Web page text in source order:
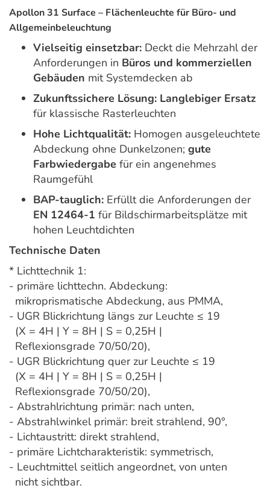
Apollon 31 Surface – Flächenleuchte für Büro- und
Allgemeinbeleuchtung
Vielseitig einsetzbar: Deckt die Mehrzahl der
Anforderungen in Büros und kommerziellen
Gebäuden mit Systemdecken ab
Zukunftssichere Lösung: Langlebiger Ersatz
für klassische Rasterleuchten
Hohe Lichtqualität: Homogen ausgeleuchtete
Abdeckung ohne Dunkelzonen; gute
Farbwiedergabe für ein angenehmes
Raumgefühl
BAP-tauglich: Erfüllt die Anforderungen der
EN 12464-1 für Bildschirmarbeitsplätze mit
hohen Leuchtdichten
Technische Daten
* Lichttechnik 1:
- primäre lichttechn. Abdeckung:
mikroprismatische Abdeckung, aus PMMA,
- UGR Blickrichtung längs zur Leuchte ≤ 19
(X = 4H | Y = 8H | S = 0,25H |
Reflexionsgrade 70/50/20),
- UGR Blickrichtung quer zur Leuchte ≤ 19
(X = 4H | Y = 8H | S = 0,25H |
Reflexionsgrade 70/50/20),
- Abstrahlrichtung primär: nach unten,
- Abstrahlwinkel primär: breit strahlend, 90°,
- Lichtaustritt: direkt strahlend,
- primäre Lichtcharakteristik: symmetrisch,
- Leuchtmittel seitlich angeordnet, von unten
nicht sichtbar.